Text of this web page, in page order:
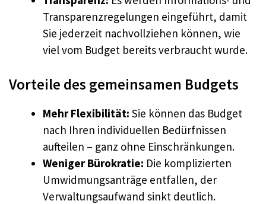
Transparenzregelungen eingeführt, damit
Sie jederzeit nachvollziehen können, wie
viel vom Budget bereits verbraucht wurde.
Vorteile des gemeinsamen Budgets
Mehr Flexibilität: Sie können das Budget
nach Ihren individuellen Bedürfnissen
aufteilen – ganz ohne Einschränkungen.
Weniger Bürokratie: Die komplizierten
Umwidmungsanträge entfallen, der
Verwaltungsaufwand sinkt deutlich.